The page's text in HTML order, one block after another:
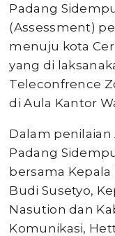
Padang
(Assessment)
menuju kota
yang di
Teleconfrence
di Aula Kantor
Dalam penilaian
Padang
bersama Kepala
Budi Susetyo,
Nasution dan
Komunikasi,